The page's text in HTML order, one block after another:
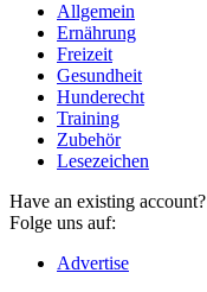
Allgemein
Ernährung
Freizeit
Gesundheit
Hunderecht
Training
Zubehör
Lesezeichen
Have an existing account?
Folge uns auf:
Advertise